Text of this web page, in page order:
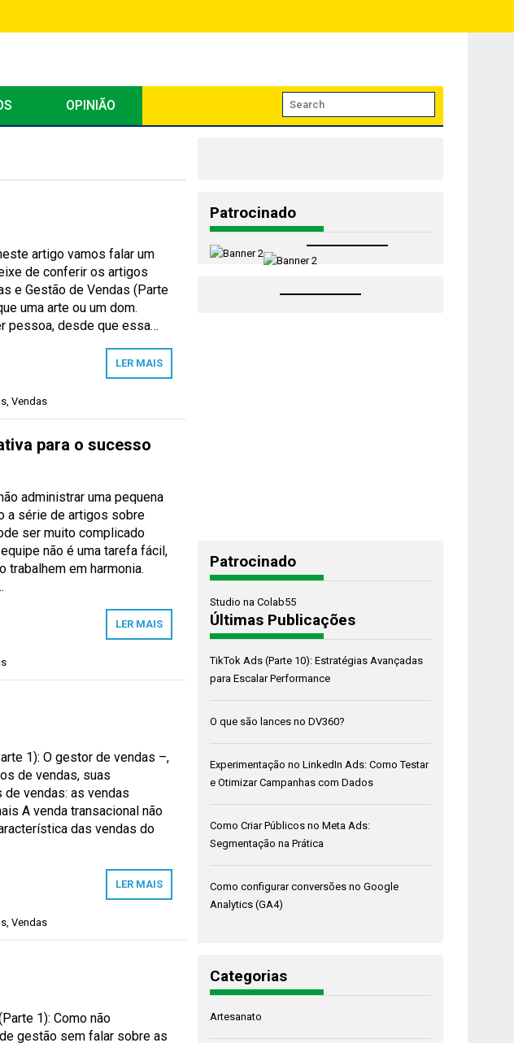
OPINIÃO
artigo vamos falar um
de conferir os artigos
e Gestão de Vendas (Parte
uma arte ou um dom.
pessoa, desde que essa…
LER MAIS
, Vendas
para o sucesso
administrar uma pequena
a série de artigos sobre
ser muito complicado
não é uma tarefa fácil,
trabalhem em harmonia.
LER MAIS
1): O gestor de vendas –,
de vendas, suas
vendas: as vendas
A venda transacional não
das vendas do
LER MAIS
, Vendas
1): Como não
gestão sem falar sobre as
Patrocinado
Patrocinado
Studio na Colab55
Últimas Publicações
TikTok Ads (Parte 10): Estratégias Avançadas
para Escalar Performance
O que são lances no DV360?
Experimentação no LinkedIn Ads: Como Testar
e Otimizar Campanhas com Dados
Como Criar Públicos no Meta Ads:
Segmentação na Prática
Como configurar conversões no Google
Analytics (GA4)
Categorias
Artesanato